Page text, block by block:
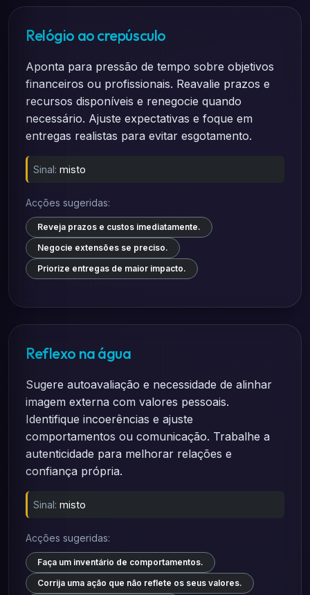
Relógio ao crepúsculo
Aponta para pressão de tempo sobre objetivos
financeiros ou profissionais. Reavalie prazos e
recursos disponíveis e renegocie quando
necessário. Ajuste expectativas e foque em
entregas realistas para evitar esgotamento.
Sinal: misto
Acções sugeridas:
Reveja prazos e custos imediatamente.
Negocie extensões se preciso.
Priorize entregas de maior impacto.
Reflexo na água
Sugere autoavaliação e necessidade de alinhar
imagem externa com valores pessoais.
Identifique incoerências e ajuste
comportamentos ou comunicação. Trabalhe a
autenticidade para melhorar relações e
confiança própria.
Sinal: misto
Acções sugeridas:
Faça um inventário de comportamentos.
Corrija uma ação que não reflete os seus valores.